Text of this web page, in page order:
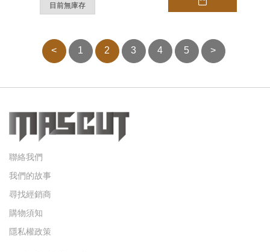
目前無庫存
< 1 2 3 4 5 >
聯絡我們
我們的故事
尋找經銷商
購物須知
隱私權政策